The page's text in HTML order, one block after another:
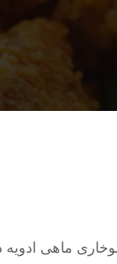
ماهی ادویه